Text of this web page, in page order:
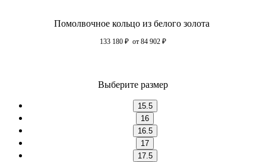
Помолвочное кольцо из белого золота
133 180 ₽ от 84 902 ₽
Выберите размер
15.5
16
16.5
17
17.5